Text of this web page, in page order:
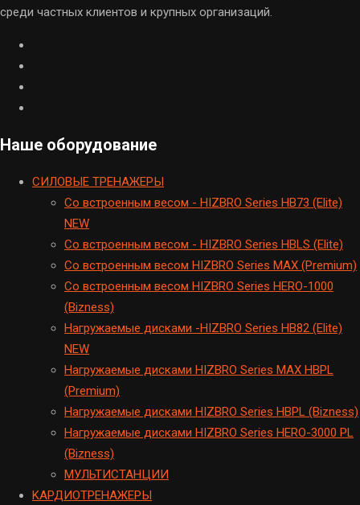
среди частных клиентов и крупных организаций.
Наше оборудование
CИЛОВЫЕ ТРЕНАЖЕРЫ
Cо встроенным весом - HIZBRO Series HB73 (Elite)
NEW
Cо встроенным весом - HIZBRO Series HBLS (Elite)
Со встроенным весом HIZBRO Series MAX (Premium)
Cо встроенным весом HIZBRO Series HERO-1000
(Bizness)
Hагружаемые дисками -HIZBRO Series HB82 (Elite)
NEW
Нагружаемые дисками HIZBRO Series MAX HBPL
(Premium)
Hагружаемые дисками HIZBRO Series HBPL (Bizness)
Hагружаемые дисками HIZBRO Series HERO-3000 PL
(Bizness)
МУЛЬТИСТАНЦИИ
KАРДИОТРЕНАЖЕРЫ